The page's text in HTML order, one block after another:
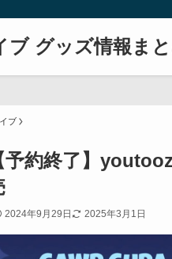
ブ グッズ情報ま
ブ
予約終了】
2024年9月29日 2025年3月1日